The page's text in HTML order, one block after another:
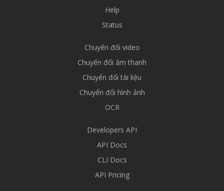
Help
Status
Chuyển đổi video
Chuyển đổi âm thanh
Chuyển đổi tài liệu
Chuyển đổi hình ảnh
OCR
Developers API
API Docs
CLI Docs
API Pricing